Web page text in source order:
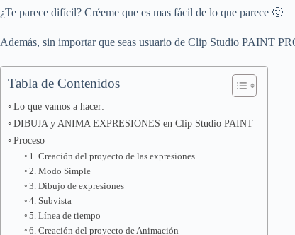
¿Te parece difícil? Créeme que es mas fácil de lo que parece 🙂
Además, sin importar que seas usuario de Clip Studio PAINT
Tabla de Contenidos
Lo que vamos a hacer:
DIBUJA y ANIMA EXPRESIONES en Clip Studio PAINT
Proceso
1. Creación del proyecto de las expresiones
2. Modo Simple
3. Dibujo de expresiones
4. Subvista
5. Línea de tiempo
6. Creación del proyecto de Animación